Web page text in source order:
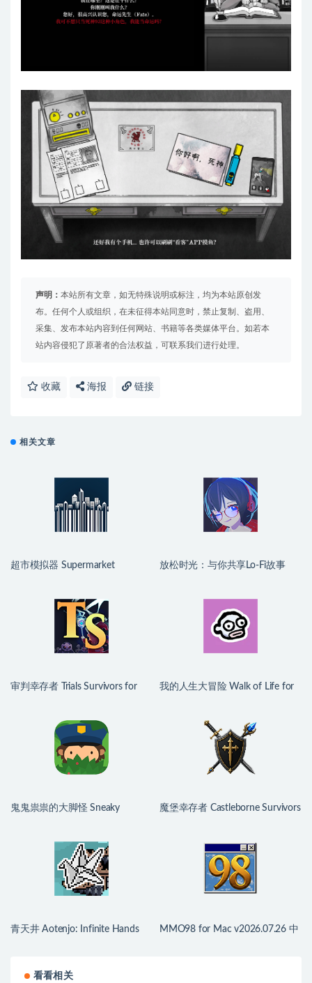
声明： 本站所有文章，如无特殊说明或标注，均为本站原创发
布。任何个人或组织，在未征得本站同意时，禁止复制、盗用、
采集、发布本站内容到任何网站、书籍等各类媒体平台。如若本
站内容侵犯了原著者的合法权益，可联系我们进行处理。
收藏 海报 链接
相关文章
超市模拟器 Supermarket
放松时光：与你共享Lo-Fi故事
审判幸存者 Trials Survivors for
我的人生大冒险 Walk of Life for
鬼鬼祟祟的大脚怪 Sneaky
魔堡幸存者 Castleborne Survivors
青天井 Aotenjo: Infinite Hands
MMO98 for Mac v2026.07.26 中
看看相关